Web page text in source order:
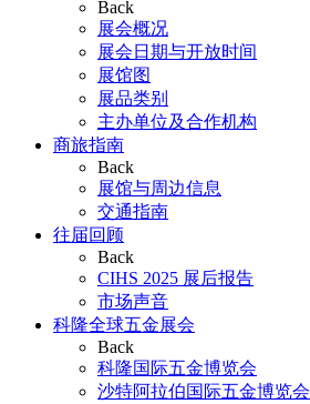
Back
展会概况
展会日期与开放时间
展馆图
展品类别
主办单位及合作机构
商旅指南
Back
展馆与周边信息
交通指南
往届回顾
Back
CIHS 2025 展后报告
市场声音
科隆全球五金展会
Back
科隆国际五金博览会
沙特阿拉伯国际五金博览会